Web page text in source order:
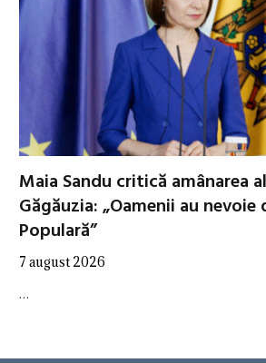
Maia Sandu critică amânarea
Găgăuzia: „Oamenii au nevoie
Populară”
7 august 2026
…